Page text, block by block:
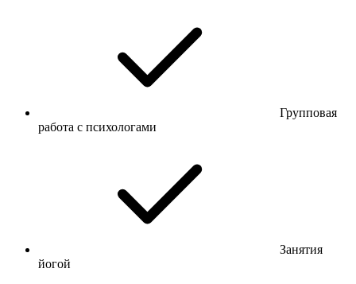
Групповая
работа с психологами
Занятия
йогой